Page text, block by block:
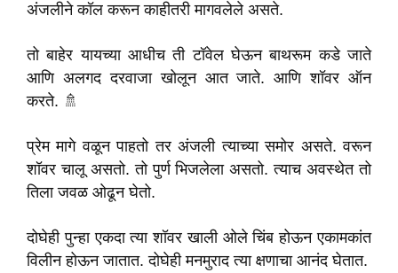
अंजलीने कॉल करून काहीतरी मागवलेले असते.
तो बाहेर यायच्या आधीच ती टॉवेल घेऊन बाथरूम कडे जाते
आणि अलगद दरवाजा खोलून आत जाते. आणि शॉवर ऑन
करते. 🚿
प्रेम मागे वळून पाहतो तर अंजली त्याच्या समोर असते. वरून
शॉवर चालू असतो. तो पुर्ण भिजलेला असतो. त्याच अवस्थेत तो
तिला जवळ ओढून घेतो.
दोघेही पुन्हा एकदा त्या शॉवर खाली ओले चिंब होऊन एकामकांत
विलीन होऊन जातात. दोघेही मनमुराद त्या क्षणाचा आनंद घेतात.